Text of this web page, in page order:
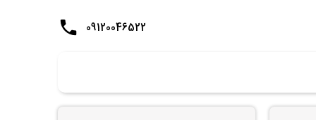
09120046522